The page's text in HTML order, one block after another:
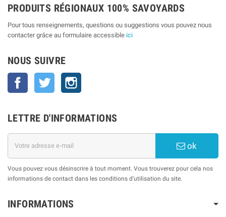
PRODUITS RÉGIONAUX 100% SAVOYARDS
Pour tous renseignements, questions ou suggestions vous pouvez nous
contacter grâce au formulaire accessible ici
NOUS SUIVRE
Facebook Twitter
LETTRE D'INFORMATIONS
ok
Vous pouvez vous désinscrire à tout moment. Vous trouverez pour cela nos
informations de contact dans les conditions d'utilisation du site.
INFORMATIONS